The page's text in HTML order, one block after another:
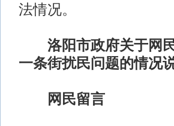
法情况。
洛阳市政府关于网
一条街扰民问题的情况
网民留言